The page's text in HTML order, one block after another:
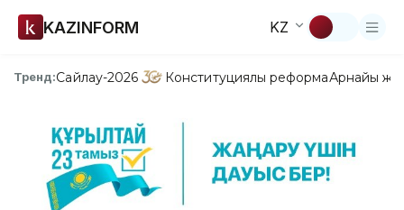
KAZINFORM KZ
Тренд:Сайлау-2026 Конституциялық реформаАрнайы